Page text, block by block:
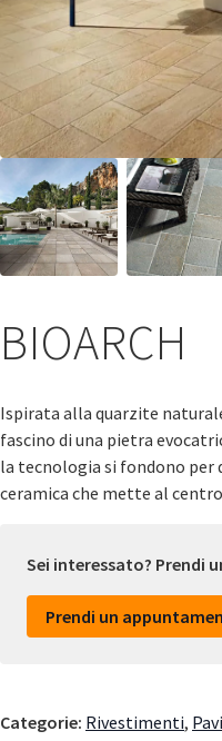
BIOARCH
Ispirata alla quarzite
fascino di una pietra
la tecnologia si fondono per
ceramica che mette al
Sei interessato? Prendi
Prendi un
Categorie: Rivestimenti,